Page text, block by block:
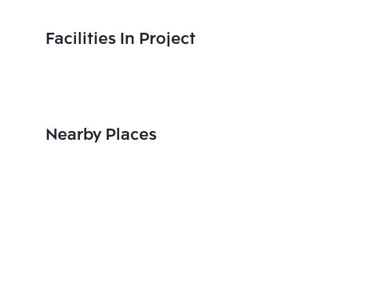
Facilities In Project
Nearby Places